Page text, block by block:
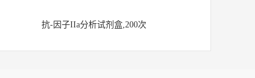
抗-因子IIa分析试剂盒,200次